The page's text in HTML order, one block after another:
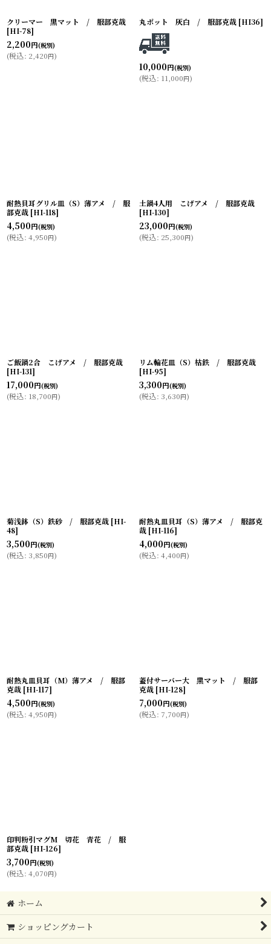
クリーマー 黒マット / 服部克哉
[HI-78]
2,200円(税別)
(税込: 2,420円)
丸ポット 灰白 / 服部克哉 [HI36]
10,000円(税別)
(税込: 11,000円)
耐熱貝耳グリル皿（S）薄アメ / 服
部克哉 [HI-118]
4,500円(税別)
(税込: 4,950円)
土鍋4人用 こげアメ / 服部克哉
[HI-130]
23,000円(税別)
(税込: 25,300円)
ご飯鍋2合 こげアメ / 服部克哉
[HI-131]
17,000円(税別)
(税込: 18,700円)
リム輪花皿（S）枯鉄 / 服部克哉
[HI-95]
3,300円(税別)
(税込: 3,630円)
菊浅鉢（S）鉄砂 / 服部克哉 [HI-
48]
3,500円(税別)
(税込: 3,850円)
耐熱丸皿貝耳（S）薄アメ / 服部克
哉 [HI-116]
4,000円(税別)
(税込: 4,400円)
耐熱丸皿貝耳（M）薄アメ / 服部
克哉 [HI-117]
4,500円(税別)
(税込: 4,950円)
蓋付サーバー大 黒マット / 服部
克哉 [HI-128]
7,000円(税別)
(税込: 7,700円)
印判粉引マグM 切花 青花 / 服
部克哉 [HI-126]
3,700円(税別)
(税込: 4,070円)
ホーム
ショッピングカート